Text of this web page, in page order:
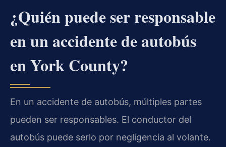
¿Quién puede ser responsable
en un accidente de autobús
en York County?
En un accidente de autobús, múltiples partes
pueden ser responsables. El conductor del
autobús puede serlo por negligencia al volante.